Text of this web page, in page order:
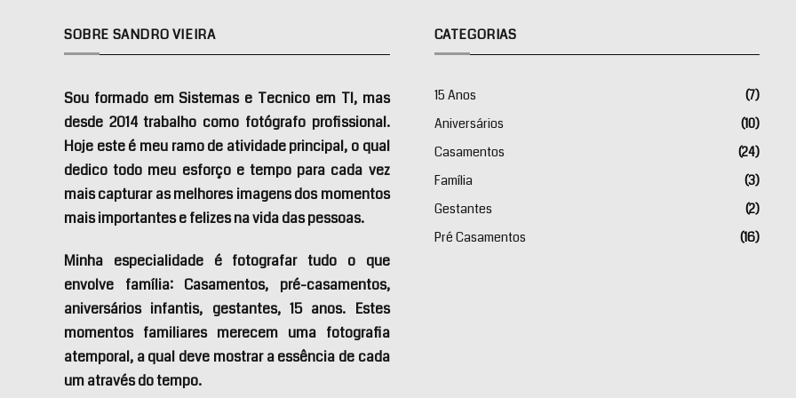
SOBRE SANDRO VIEIRA
Sou formado em Sistemas e Tecnico em TI, mas
desde 2014 trabalho como fotógrafo profissional.
Hoje este é meu ramo de atividade principal, o qual
dedico todo meu esforço e tempo para cada vez
mais capturar as melhores imagens dos momentos
mais importantes e felizes na vida das pessoas.
Minha especialidade é fotografar tudo o que
envolve família: Casamentos, pré-casamentos,
aniversários infantis, gestantes, 15 anos. Estes
momentos familiares merecem uma fotografia
atemporal, a qual deve mostrar a essência de cada
um através do tempo.
CATEGORIAS
15 Anos
(7)
Aniversários
(10)
Casamentos
(24)
Família
(3)
Gestantes
(2)
Pré Casamentos
(16)